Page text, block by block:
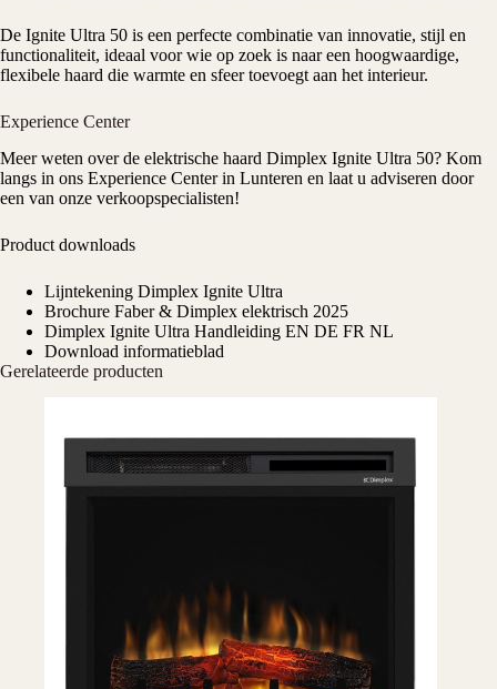
De Ignite Ultra 50 is een perfecte combinatie van innovatie, stijl en
functionaliteit, ideaal voor wie op zoek is naar een hoogwaardige,
flexibele haard die warmte en sfeer toevoegt aan het interieur.
Experience Center
Meer weten over de elektrische haard Dimplex Ignite Ultra 50? Kom
langs in ons Experience Centerin Lunteren en laat u adviseren door
een van onze verkoopspecialisten!
Product downloads
Lijntekening Dimplex Ignite Ultra
Brochure Faber & Dimplex elektrisch 2025
Dimplex Ignite Ultra Handleiding EN DE FR NL
Download informatieblad
Gerelateerde producten